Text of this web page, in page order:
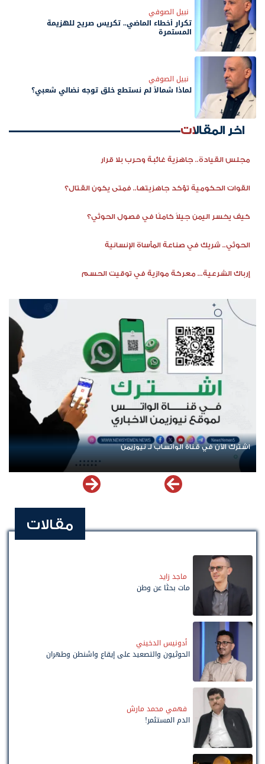
نبيل الصوفي
تكرار أخطاء الماضي.. تكريس صريح للهزيمة
المستمرة
نبيل الصوفي
لماذا شمالاً لم نستطع خلق توجه نضالي شعبي؟
اخر المقالات
مجلس القيادة.. جاهزية غائبة وحرب بلا قرار
القوات الحكومية تؤكد جاهزيتها.. فمتى يكون القتال؟
كيف يخسر اليمن جيلاً كاملًا في فصول الحوثي؟
الحوثي.. شريك في صناعة المأساة الإنسانية
إرباك الشرعية... معركة موازية في توقيت الحسم
اشترك الآن في قناة الواتساب لـ نيوزيمن
مقالات
ماجد زايد
مات بحثًا عن وطن
أدونيس الدخيني
الحوثيون والتصعيد على إيقاع واشنطن وطهران
فهمي محمد مارش
الدم المستثمر!